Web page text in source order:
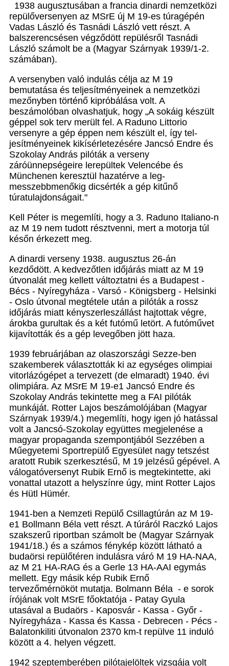
1938 augusztusában a francia dinardi nemzetközi
repülőversenyen az MSrE új M 19-es túragépén
Vadas László és Tasnádi László vett részt. A
balszerencsésen végződött repülésről Tasnádi
László számolt be a (Ma­gyar Szárnyak 1939/1-2.
számában).
A versenyben való indulás célja az M 19
bemutatása és teljesítményeinek a nemzetközi
mezőnyben történő kipróbálása volt. A
beszámolóban olvashatjuk, hogy „A sokáig készült
géppel sok terv merült fel. A Raduno Littorio
versenyre a gép éppen nem készült el, így tel­
jesítményeinek kikísérletezésére Jancsó Endre és
Szo­kolay András pilóták a verseny
záróünnepségeire lerepül­tek Velencébe és
Münchenen keresztül hazatérve a leg­
messzebbmenőkig dicsérték a gép kitűnő
túratulajdon­ságait."
Kell Péter is megemlíti, hogy a 3. Raduno Italiano-n
az M 19 nem tudott résztvenni, mert a motorja túl
ké­sőn érkezett meg.
A dinardi verseny 1938. augusztus 26-án
kezdődött. A kedvezőtlen időjárás miatt az M 19
útvonalát meg kellett változtatni és a Budapest -
Bécs - Nyíregy­háza - Varsó - Königsberg - Helsinki
- Oslo útvonal megtétele után a pilóták a rossz
időjárás miatt kényszer­leszállást hajtottak végre,
árokba gurultak és a két futó­mű letört. A futóművet
kijavították és a gép levegőben jött haza.
1939 februárjában az olaszországi Sezze-ben
szak­emberek választották ki az egységes olimpiai
vitorlázó­gépet a tervezett (de elmaradt) 1940. évi
olimpiára. Az MSrE M 19-e1 Jancsó Endre és
Szokolay András tekintet­te meg a FAI pilóták
munkáját. Rotter Lajos beszámoló­jában (Magyar
Szárnyak 1939/4.) megemlíti, hogy igen jó hatással
volt a Jancsó-Szokolay együttes megjelenése a
magyar propaganda szempontjából Sezzében a
Műegye­temi Sportrepülő Egyesület nagy tetszést
aratott Rubik szerkesztésű, M 19 jelzésű gépével. A
válogatóversenyt Rubik Ernő is megtekintette, aki
vonattal utazott a helyszínre úgy, mint Rotter Lajos
és Hütl Hümér.
1941-ben a Nemzeti Repülő Csillagtúrán az M 19-
e1 Bollmann Béla vett részt. A túráról Raczkó Lajos
szak­szerű riportban számolt be (Magyar Szárnyak
1941/18.) és a számos fénykép között látható a
budaörsi repülő­téren indulásra váró M 19 HA-NAA,
az M 21 HA-RAG és a Gerle 13 HA-AAI egymás
mellett. Egy másik kép Rubik Ernő
tervezőmérnököt mutatja. Bolmann Béla - e sorok
írójának volt MSrE főoktatója - Patay Gyula
utasával a Budaörs - Kaposvár - Kassa - Győr -
Nyír­egyháza - Kassa és Kassa - Debrecen - Pécs -
Balaton­kiliti útvonalon 2370 km-t repülve 11 induló
között a 4. helyen végzett.
1942 szeptemberében pilótajelöltek vizsgája volt